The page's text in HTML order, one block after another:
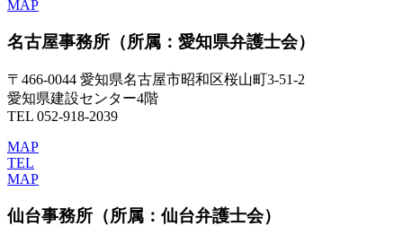
MAP
名古屋事務所 （所属：愛知県弁護士会）
〒466-0044 愛知県名古屋市昭和区桜山町3-51-2
愛知県建設センター4階
TEL 052-918-2039
MAP
TEL
MAP
仙台事務所 （所属：仙台弁護士会）